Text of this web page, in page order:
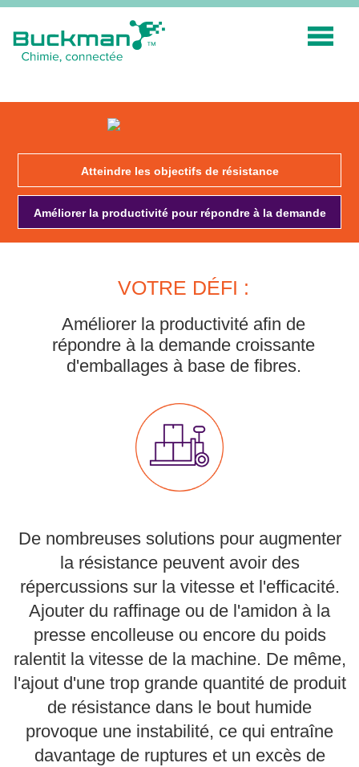
INDUSTRIES
TECHNOLOGIE INTELLIGENTE
INNOVATION
APPLICATIONS
À PROPOS DE NOUS
RESSOURCES
BLOGUE
Nous joindre
Carrières
Rechercher
Rechercher
Atteindre les objectifs de résistance
Améliorer la productivité pour répondre à la demande
VOTRE DÉFI :
Améliorer la productivité afin de
répondre à la demande croissante
d'emballages à base de fibres.
De nombreuses solutions pour augmenter
la résistance peuvent avoir des
répercussions sur la vitesse et l'efficacité.
Ajouter du raffinage ou de l'amidon à la
presse encolleuse ou encore du poids
ralentit la vitesse de la machine. De même,
l'ajout d'une trop grande quantité de produit
de résistance dans le bout humide
provoque une instabilité, ce qui entraîne
davantage de ruptures et un excès de